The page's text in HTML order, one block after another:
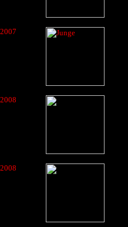
2007
2008
2008